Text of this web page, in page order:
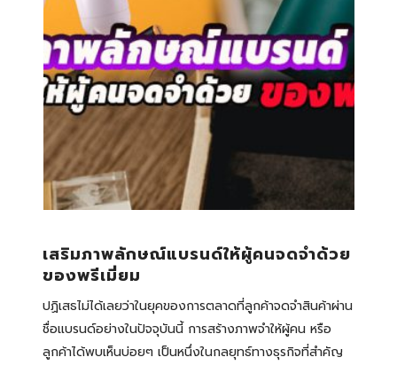
เสริมภาพลักษณ์แบรนด์ให้ผู้คนจดจำด้วย
ของพรีเมี่ยม
ปฏิเสธไม่ได้เลยว่าในยุคของการตลาดที่ลูกค้าจดจำสินค้าผ่าน
ชื่อแบรนด์อย่างในปัจจุบันนี้ การสร้างภาพจำให้ผู้คน หรือ
ลูกค้าได้พบเห็นบ่อยๆ เป็นหนึ่งในกลยุทธ์ทางธุรกิจที่สำคัญ